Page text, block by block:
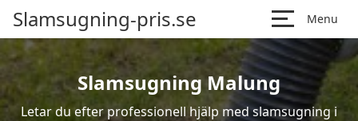
Slamsugning-pris.se Menu
Slamsugning Malung
Letar du efter professionell hjälp med slamsugning i